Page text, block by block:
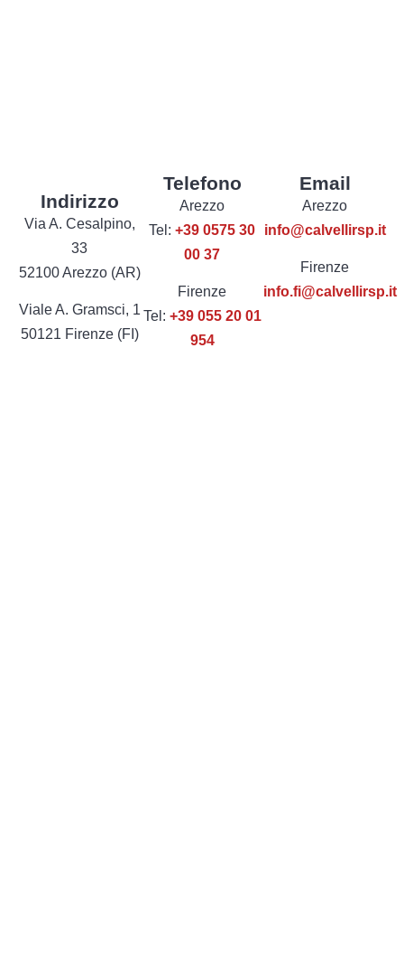
Indirizzo
Via A. Cesalpino,
33
52100 Arezzo (AR)
Viale A. Gramsci, 1
50121 Firenze (FI)
Telefono
Arezzo
Tel: +39 0575 30
00 37
Firenze
Tel: +39 055 20 01
954
Email
Arezzo
info@calvellirsp.it
Firenze
info.fi@calvellirsp.it